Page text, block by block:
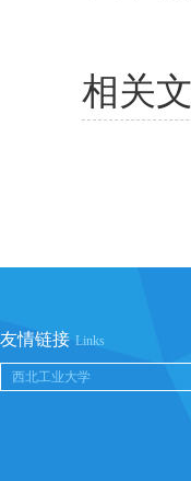
相关
友情链接 Links